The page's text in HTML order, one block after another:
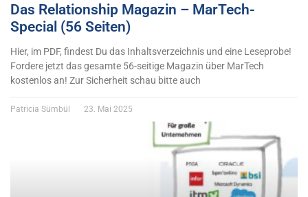
Das Relationship Magazin – MarTech-
Special (56 Seiten)
Hier, im PDF, findest Du das Inhaltsverzeichnis und eine Leseprobe!
Fordere jetzt das gesamte 56-seitige Magazin über MarTech
kostenlos an! Zur Sicherheit schau bitte auch
Patricia Sümbül 23. Mai 2025